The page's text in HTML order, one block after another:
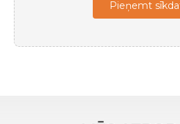
Pieņemt